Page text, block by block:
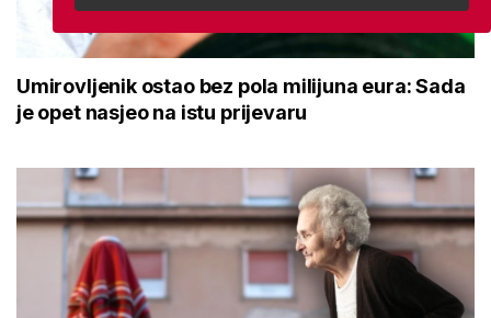
Umirovljenik ostao bez pola milijuna eura: Sada
je opet nasjeo na istu prijevaru